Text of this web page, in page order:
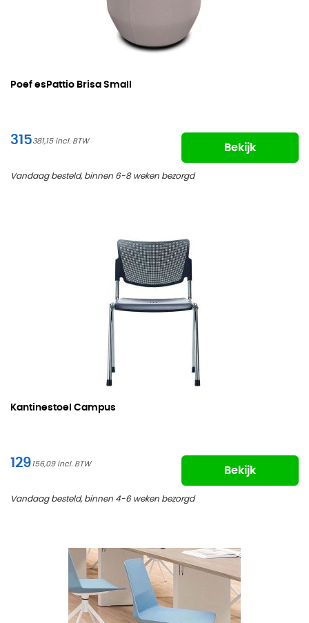
Poef esPattio Brisa Small
315381,15
Bekijk
Vandaag besteld, binnen 6-8 weken bezorgd
Kantinestoel Campus
129156,09
Bekijk
Vandaag besteld, binnen 4-6 weken bezorgd